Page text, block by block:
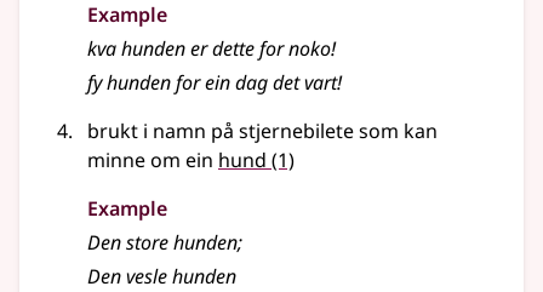
Example
kva hunden er dette for noko!
fy hunden for ein dag det vart!
brukt i namn på stjernebilete som kan
minne om ein hund (1)
Example
Den store hunden;
Den vesle hunden